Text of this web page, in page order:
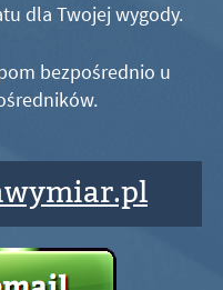
dla Twojej wygody.
bezpośrednio u